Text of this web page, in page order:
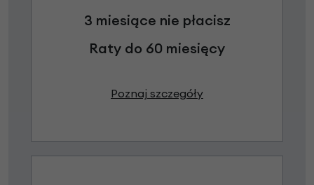
3 miesiące nie płacisz
Raty do 60 miesięcy
Poznaj szczegóły